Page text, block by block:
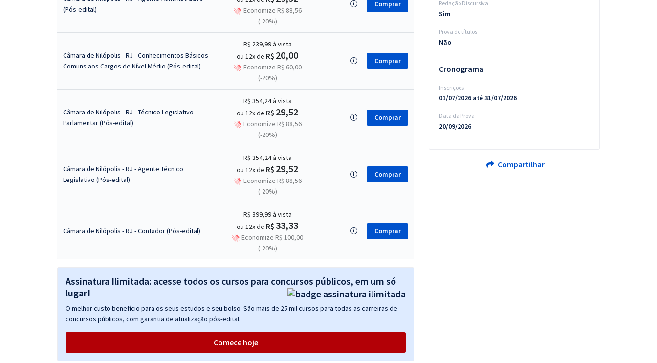
(Pós-edital)
Economize R$ 88,56
(-20%)
Comprar
Câmara de Nilópolis - RJ - Conhecimentos Básicos
Comuns aos Cargos de Nível Médio (Pós-edital)
R$ 239,99à vista
ou 12x de R$ 20,00
Economize R$ 60,00
(-20%)
Comprar
Câmara de Nilópolis - RJ - Técnico Legislativo
Parlamentar (Pós-edital)
R$ 354,24à vista
ou 12x de R$ 29,52
Economize R$ 88,56
(-20%)
Comprar
Câmara de Nilópolis - RJ - Agente Técnico
Legislativo (Pós-edital)
R$ 354,24à vista
ou 12x de R$ 29,52
Economize R$ 88,56
(-20%)
Comprar
Câmara de Nilópolis - RJ - Contador (Pós-edital)
R$ 399,99à vista
ou 12x de R$ 33,33
Economize R$ 100,00
(-20%)
Comprar
Assinatura Ilimitada: acesse todos os cursos para concursos públicos, em um só
lugar!
O melhor custo benefício para os seus estudos e seu bolso. São mais de 25 mil cursos para todas as carreiras de
concursos públicos, com garantia de atualização pós-edital.
Comece hoje
Redação Discursiva
Sim
Prova de títulos
Não
Cronograma
Inscrições
01/07/2026 até 31/07/2026
Data da Prova
20/09/2026
Compartilhar